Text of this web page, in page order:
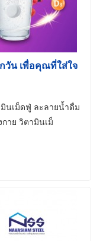
วัน เพื่อคุณที่ใส่ใจ
นเม็ดฟู่ ละลายน้ำดื่ม
าย วิตามินเม็